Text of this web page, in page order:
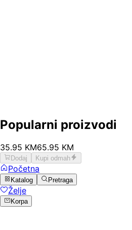
Popularni proizvodi
35.95 KM65.95 KM
Dodaj Kupi odmah
Početna
Katalog Pretraga
Želje
Korpa